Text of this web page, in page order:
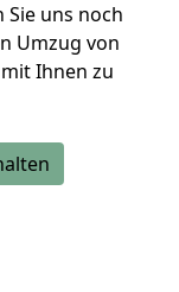
uns noch
Umzug von
Ihnen zu